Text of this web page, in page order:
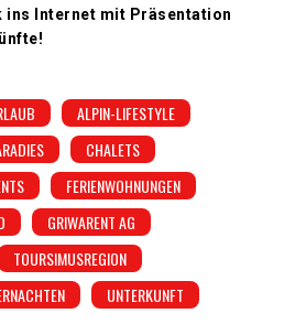
ins Internet mit Präsentation
ALPIN-LIFESTYLE
CHALETS
FERIENWOHNUNGEN
GRIWARENT AG
TOURSIMUSREGION
UNTERKUNFT